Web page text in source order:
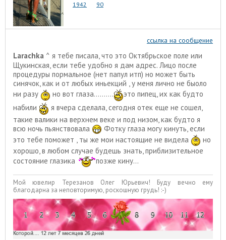
1942 90
ссылка на сообщение
Larachka ^ я тебе писала, что это Октябрьское поле или
Щукинская, если тебе удобно я дам адрес. Лицо после
процедуры пормальное (нет папул итп) но может быть
синячок, как и от любых иньекций , у меня лично не быоло
ни разу
но вот глаза..........
это пипец, их как будто
набили
я вчера сделала, сегодня отек еще не сошел,
такие валики на верхнем веке и под низом, как будто я
всю ночь пьянствовала
Фотку глаза могу кинуть, если
это тебе поможет , ты же мои настоящие не видела
но
хорошо, в любом случае будешь знать, приблизительное
состояние глазика
позже кину...
Мой ювелир Терезанов Олег Юрьевич! Буду вечно ему
благодарна за неповторимую, роскошную грудь! :-)